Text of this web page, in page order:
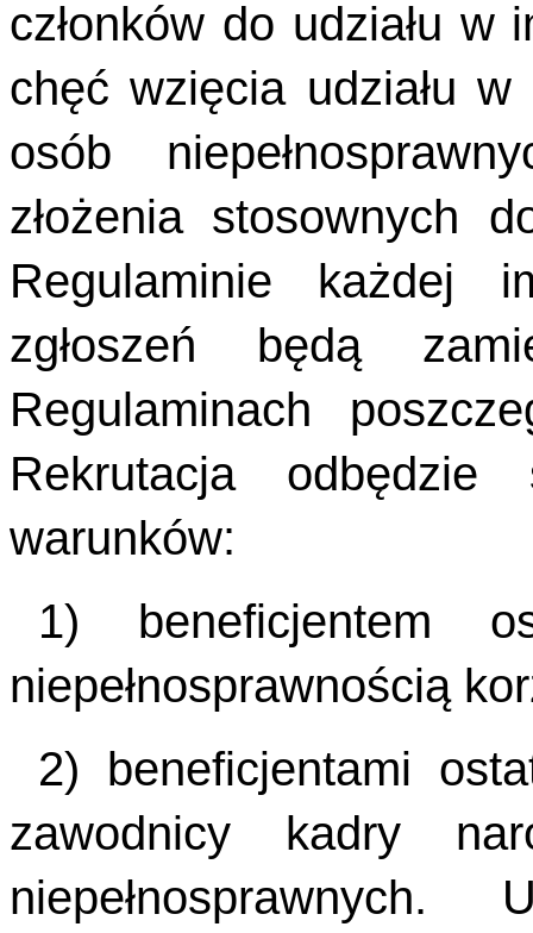
członków do udziału w
chęć wzięcia udziału
osób
złożenia stosownych
Regulaminie każdej
zgłoszeń będą
Regulaminach
Rekrutacja
warunków:
1) beneficjentem
niepełnosprawnością
2) beneficjentami
zawodnicy kadry